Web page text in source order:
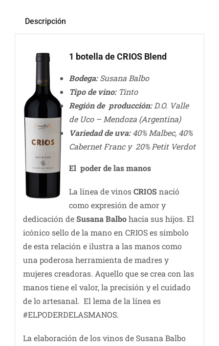
Descripción
1 botella de CRIOS Blend
Bodega:Susana Balbo
Tipo de vino: Tinto
Región de producción:D.O. Valle
de Uco – Mendoza (Argentina)
Variedad de uva:40% Malbec, 40%
Cabernet Franc y 20% Petit Verdot
El poder de las manos
La línea de vinosCRIOSnació
como expresión de amor y
dedicación deSusana Balbohacia sus hijos. El
icónico sello de la mano en CRIOS es símbolo
de esta relación e ilustra a las manos como
una poderosa herramienta de madres y
mujeres creadoras. Aquello que se crea con las
manos tiene el valor, la precisión y el cuidado
de lo artesanal. El lema de la línea es
#ELPODERDELASMANOS.
La elaboración de los vinos de Susana Balbo